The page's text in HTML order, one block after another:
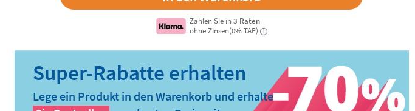
Zahlen Sie in3 Raten
ohne Zinsen(0% TAE)
i
Lege ein Produkt in den Warenkorb und erhalte